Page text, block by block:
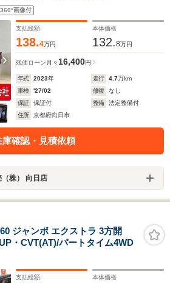
360°画像付
支払総額
138.4万円
本体価格
132.8万円
残価ローン 月々 16,400円
年式 2023年 走行 4.7万km
車検
'27/02 修復
なし
保証
保証付 整備
法定整備付
住所
京都府向日市
庫確認・見積依頼
株） 向日店
ジャンボ エクストラ 3方開
・CVT(AT)/パートタイム4WD
支払総額 本体価格